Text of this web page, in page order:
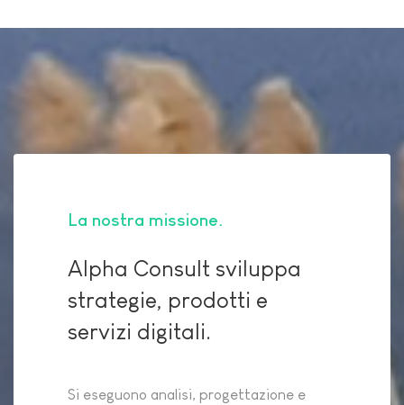
La nostra missione
Alpha Consult sviluppa
strategie, prodotti e
servizi digitali.
Si eseguono analisi, progettazione e